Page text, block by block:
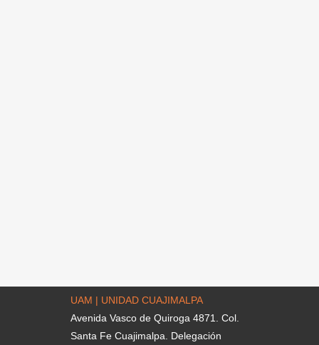
UAM | UNIDAD CUAJIMALPA
Avenida Vasco de Quiroga 4871. Col.
Santa Fe Cuajimalpa. Delegación